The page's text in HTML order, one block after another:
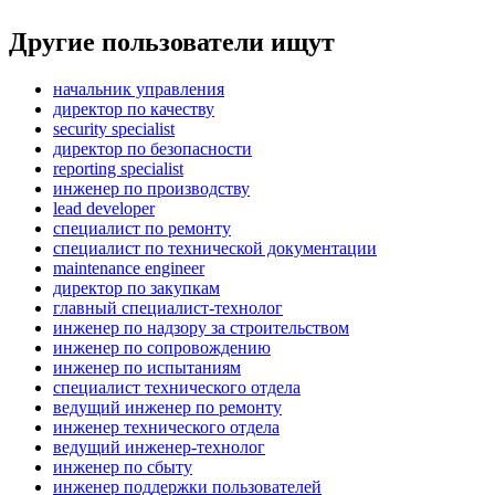
Другие пользователи ищут
начальник управления
директор по качеству
security specialist
директор по безопасности
reporting specialist
инженер по производству
lead developer
специалист по ремонту
специалист по технической документации
maintenance engineer
директор по закупкам
главный специалист-технолог
инженер по надзору за строительством
инженер по сопровождению
инженер по испытаниям
специалист технического отдела
ведущий инженер по ремонту
инженер технического отдела
ведущий инженер-технолог
инженер по сбыту
инженер поддержки пользователей